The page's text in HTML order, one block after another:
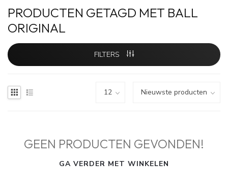
PRODUCTEN GETAGD MET BALL
ORIGINAL
FILTERS
GEEN PRODUCTEN GEVONDEN!
GA VERDER MET WINKELEN